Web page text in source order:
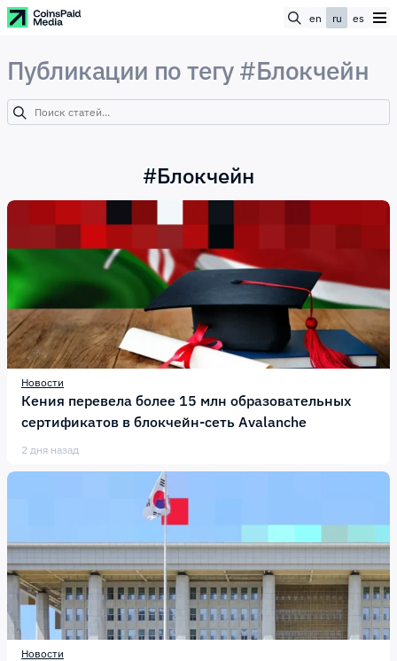
en ru es
Публикации по тегу #Блокчейн
#Блокчейн
Новости
Кения перевела более 15 млн образовательных
сертификатов в блокчейн-сеть Avalanche
2 дня назад
Новости